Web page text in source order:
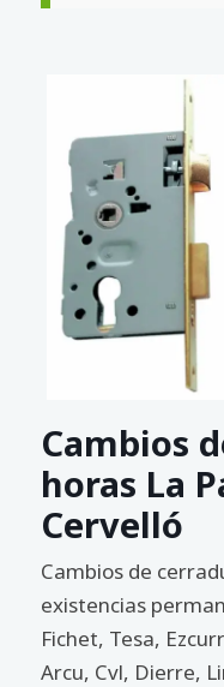
Cambios
horas La
Cervelló
Cambios de
existencias
Fichet, Tesa,
Arcu, Cvl, Dierre,